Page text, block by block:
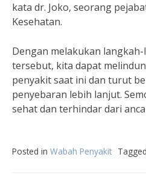
kata dr. Joko, seorang
Kesehatan.
Dengan melakukan
tersebut, kita dapat
penyakit saat ini dan turut
penyebaran lebih lanjut.
sehat dan terhindar dari
Posted in Wabah Penyakit Tagged